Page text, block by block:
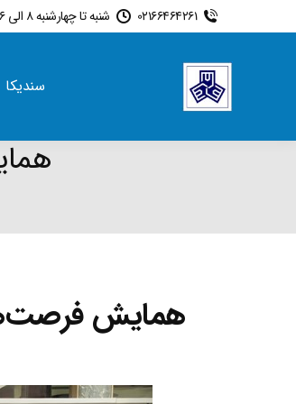
02166464261 شنبه تا چهارشنبه 8 الی 16
سندیکا